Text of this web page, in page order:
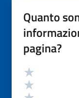
Quanto
pagina?
Valutazione